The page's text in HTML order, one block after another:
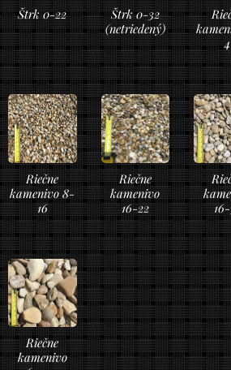
Štrk 0-22
Štrk 0-32
(netriedený)
4
Riečne
kamenivo 8-
16
Riečne
kamenivo
16-22
Riečne
kamenivo